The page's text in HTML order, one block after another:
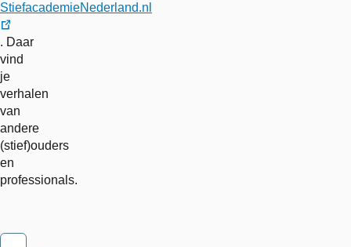
StiefacademieNederland.nl
externe
link
. Daar
vind
je
verhalen
van
andere
(stief)ouders
en
professionals.